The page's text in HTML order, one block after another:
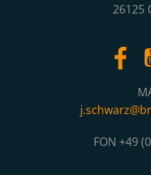
26125
FON +49